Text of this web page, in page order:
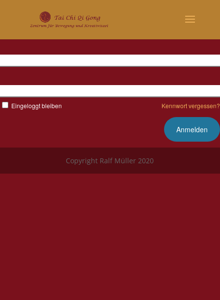
Eingeloggt bleiben Kennwort vergessen?
Copyright Ralf Müller 2020